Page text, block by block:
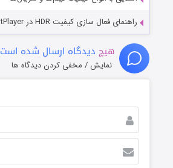
راهنمای فعال سازی کیفیت HDR در PotPlayer
هیچ دیدگاه ارسال شده است
نمایش / مخفی کردن دیدگاه ها